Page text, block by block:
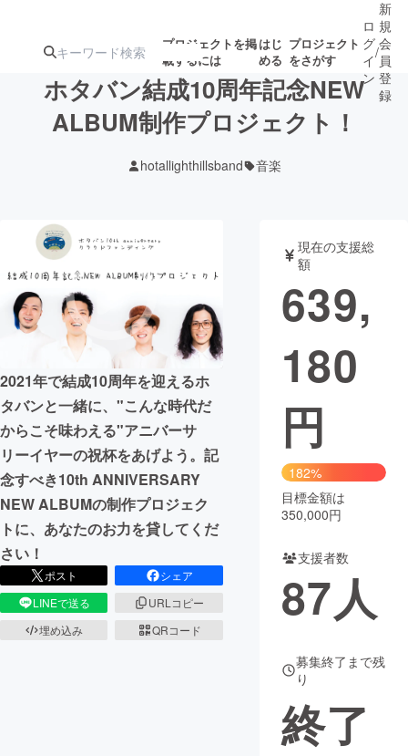
プロジェクトを掲
載するには
はじ
める
プロジェクト
をさがす
ジェクト
募集終了が近いプ
ロジェクト
アート・写真 音楽
ゲーム・サ
映像・映画
ビジネス・起業
まちづくり・地域活性化
CAMPFIRE for Social Good
CAMPFIRE Creation
CAMPFIREふるさと納税machi-ya コミュニティ
ロ
グ
イ
ン
/
新
規
会
員
登
録
ホタバン結成10周年記念NEW
ALBUM制作プロジェクト！
hotallighthillsband 音楽
2021年で結成10周年を迎えるホ
タバンと一緒に、"こんな時代だ
からこそ味わえる"アニバーサ
リーイヤーの祝杯をあげよう。記
念すべき10th ANNIVERSARY
NEW ALBUMの制作プロジェク
トに、あなたのお力を貸してくだ
さい！
ポスト
シェア
LINEで送る
URLコピー
埋め込み
QRコード
現在の支援総
額
639,
180
円
182%
目標金額は
350,000円
支援者数
87人
募集終了まで残
り
終了